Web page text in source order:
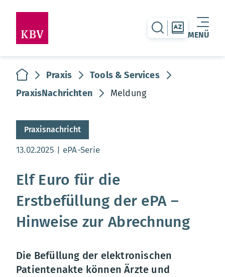
MENÜ
Warenkorb leer
zur Suche-Seite
zur
zur Startseite
Praxis
Tools & Services
PraxisNachrichten
Meldung
Praxisnachricht
Aktualisierungsdatum:
13.02.2025 ePA-Serie
Elf Euro für die
Erstbefüllung der ePA –
Hinweise zur Abrechnung
Die Befüllung der elektronischen
Patientenakte können Ärzte und